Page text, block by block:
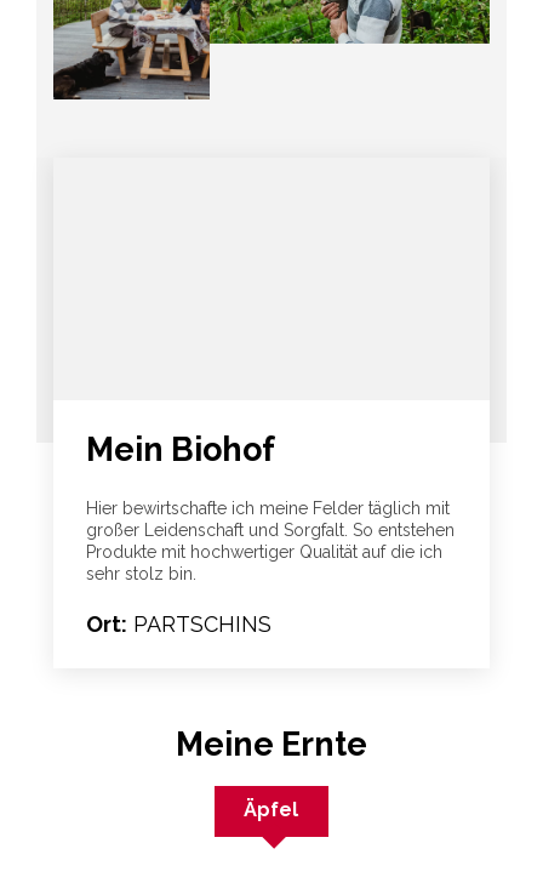
Mein Biohof
Hier bewirtschafte ich meine Felder täglich mit
großer Leidenschaft und Sorgfalt. So entstehen
Produkte mit hochwertiger Qualität auf die ich
sehr stolz bin.
Ort: PARTSCHINS
Meine Ernte
Äpfel